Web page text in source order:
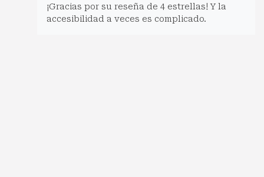
¡Gracias por su reseña de 4 estrellas! Y la
accesibilidad a veces es complicado.